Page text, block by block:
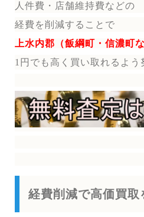
人件費・店舗維持費などの
経費を削減することで
上水内郡（飯綱町・信濃町な
1円でも高く買い取れるよう
経費削減で高価買取